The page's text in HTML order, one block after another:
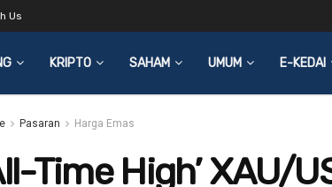
Us
KRIPTO SAHAM UMUM E-KEDAI
Pasaran Harga Emas
Time High’ XAU/